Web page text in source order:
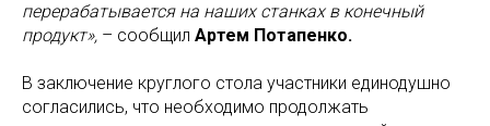
перерабатывается на наших станках в конечный
продукт», – сообщил Артем Потапенко.
В заключение круглого стола участники единодушно
согласились, что необходимо продолжать